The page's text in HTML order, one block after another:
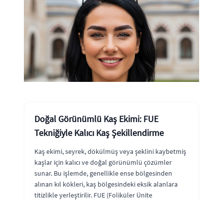
Doğal Görünümlü Kaş Ekimi: FUE
Tekniğiyle Kalıcı Kaş Şekillendirme
Kaş ekimi, seyrek, dökülmüş veya şeklini kaybetmiş
kaşlar için kalıcı ve doğal görünümlü çözümler
sunar. Bu işlemde, genellikle ense bölgesinden
alınan kıl kökleri, kaş bölgesindeki eksik alanlara
titizlikle yerleştirilir. FUE (Foliküler Ünite